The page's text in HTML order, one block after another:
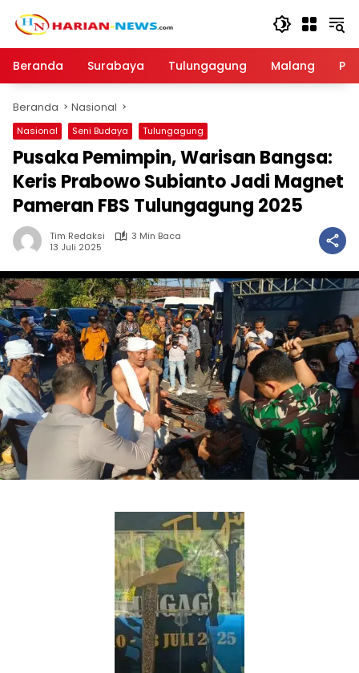
Beranda
Surabaya Tulungagung Malang
Beranda Nasional
Nasional Seni Budaya Tulungagung
Pusaka Pemimpin, Warisan Bangsa:
Keris Prabowo Subianto Jadi Magnet
Pameran FBS Tulungagung 2025
Tim Redaksi
3 Min Baca
13 Juli 2025